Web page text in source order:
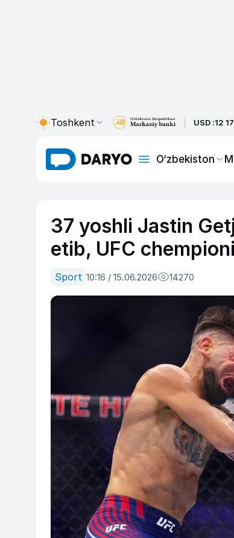
Toshkent USD :12
O‘zbekiston
37 yoshli Jastin
etib, UFC
Sport 10:16 / 15.06.2026 14270